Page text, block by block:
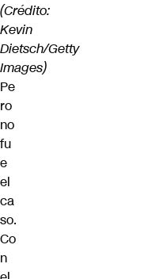
(Crédito:
Kevin
Dietsch/Getty
Images)
Pe
ro
no
fu
e
el
ca
so.
Co
n